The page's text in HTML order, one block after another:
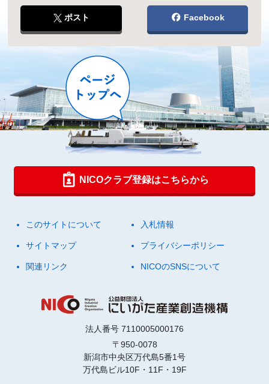
ポスト Facebook
NICOクラブ登録はこちらから
このサイトについて 入札情報
サイトマップ プライバシーポリシー
関連リンク NICOのSNSについて
法人番号 7110005000176
〒950-0078
新潟市中央区万代島5番1号
万代島ビル10F・11F・19F